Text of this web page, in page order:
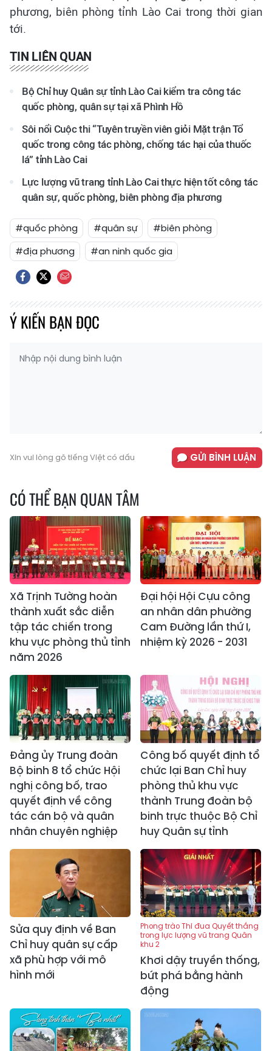
phương, biên phòng tỉnh Lào Cai trong thời gian
tới.
TIN LIÊN QUAN
Bộ Chỉ huy Quân sự tỉnh Lào Cai kiểm tra công tác
quốc phòng, quân sự tại xã Phình Hồ
Sôi nổi Cuộc thi “Tuyên truyền viên giỏi Mặt trận Tổ
quốc trong công tác phòng, chống tác hại của thuốc
lá” tỉnh Lào Cai
Lực lượng vũ trang tỉnh Lào Cai thực hiện tốt công tác
quân sự, quốc phòng, biên phòng địa phương
#quốc phòng #quân sự
#biên phòng
#địa phương
#an ninh quốc gia
Ý KIẾN BẠN ĐỌC
Xin vui lòng gõ tiếng Việt có dấu GỬI BÌNH LUẬN
CÓ THỂ BẠN QUAN TÂM
Xã Trịnh Tường hoàn
thành xuất sắc diễn
tập tác chiến trong
khu vực phòng thủ tỉnh
năm 2026
Đại hội Hội Cựu công
an nhân dân phường
Cam Đường lần thứ I,
nhiệm kỳ 2026 - 2031
Đảng ủy Trung đoàn
Bộ binh 8 tổ chức Hội
nghị công bố, trao
quyết định về công
tác cán bộ và quân
nhân chuyên nghiệp
Công bố quyết định tổ
chức lại Ban Chỉ huy
phòng thủ khu vực
thành Trung đoàn bộ
binh trực thuộc Bộ Chỉ
huy Quân sự tỉnh
Sửa quy định về Ban
Chỉ huy quân sự cấp
xã phù hợp với mô
hình mới
Phong trào Thi đua Quyết thắng
trong lực lượng vũ trang Quân
khu 2
Khơi dậy truyền thống,
bứt phá bằng hành
động